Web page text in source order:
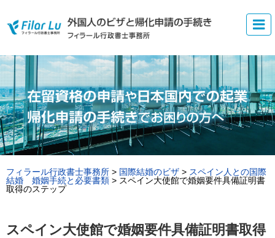
フィラール行政書士事務所 > 国際結婚のビザ > スペイン人との国際
結婚 婚姻手続と必要書類 > スペイン大使館で婚姻要件具備証明書
取得のステップ
スペイン大使館で婚姻要件具備証明書取得